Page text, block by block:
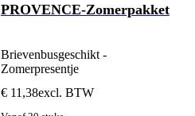
PROVENCE-Zomerpakket
Brievenbusgeschikt -
Zomerpresentje
€ 11,38excl. BTW